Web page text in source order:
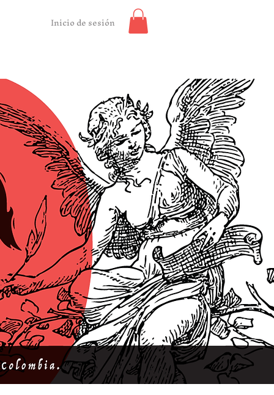
Inicio de sesión